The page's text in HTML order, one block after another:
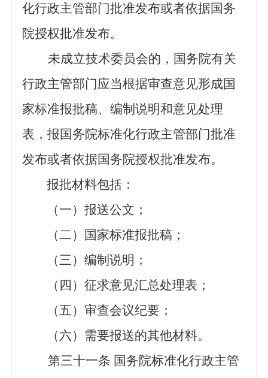
化行政主管部门批准发布或者依据国务
院授权批准发布。
未成立技术委员会的，国务院有关
行政主管部门应当根据审查意见形成国
家标准报批稿、编制说明和意见处理
表 ， 报国务院标准化行政主管部门批准
发布或者依据国务院授权批准发布。
报批材料包括：
（一）报送公文；
（二）国家标准报批稿；
（三）编制说明；
（四）征求意见汇总处理表；
（五）审查会议纪要；
（六）需要报送的其他材料。
第三十一条 国务院标准化行政主管